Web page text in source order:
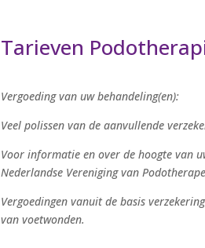
Tarieven
Vergoeding van uw behandeling(en):
Veel polissen van deaanvullende
Voor informatie en over de hoogte van
Nederlandse Vereniging van
Vergoedingen vanuit debasis
van voetwonden.